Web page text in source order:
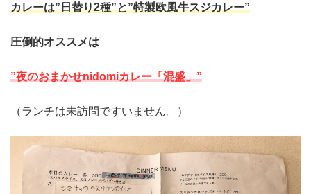
カレーは”日替り2種”と”特製欧風牛スジカレー”
圧倒的オススメは
”夜のおまかせnidomiカレー「混盛」”
（ランチは未訪問ですいません。）